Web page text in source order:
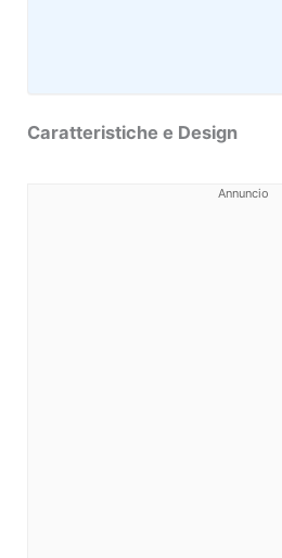
Caratteristiche e Design
Annuncio